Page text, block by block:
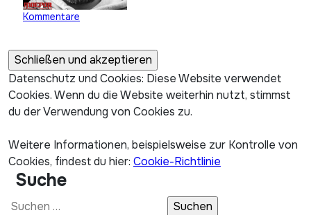
Kommentare
Datenschutz und Cookies: Diese Website verwendet
Cookies. Wenn du die Website weiterhin nutzt, stimmst
du der Verwendung von Cookies zu.
Weitere Informationen, beispielsweise zur Kontrolle von
Cookies, findest du hier: Cookie-Richtlinie
Suche
Suchen